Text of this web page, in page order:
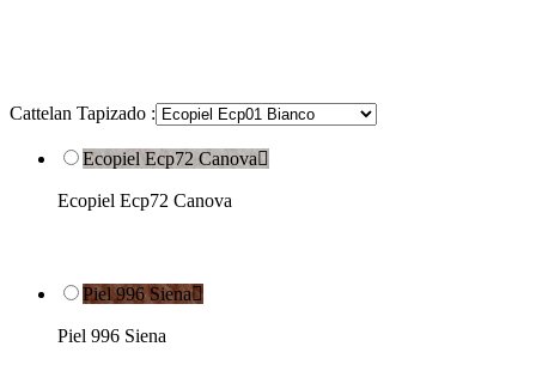
Cattelan Tapizado :
Ecopiel Ecp72 Canova
Ecopiel Ecp72 Canova
Piel 996 Siena
Piel 996 Siena